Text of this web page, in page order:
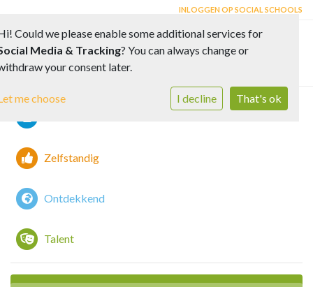
INLOGGEN OP SOCIAL SCHOOLS
Zelfstandig
Ontdekkend
Talent
Could we please enable some additional services for
Media & Tracking? You can always change or
your consent later.
me choose I decline That's ok